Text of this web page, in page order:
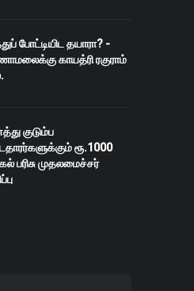
போட்டியிட தயாரா? -
காயத்ரி ரகுராம்
குடும்ப
ரூ.1000
பரிசு முதலமைச்சர்